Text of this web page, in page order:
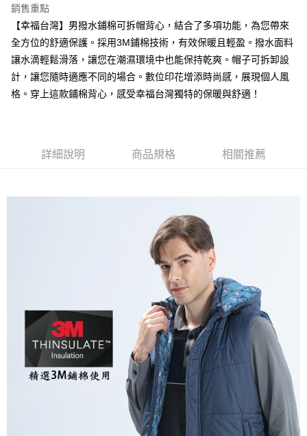
全家取貨付款
每筆NT$100，滿NT$699(含以上)免運費
付款後全家取貨
每筆NT$100，滿NT$699(含以上)免運費
萊爾富取貨付款
每筆NT$100，滿NT$699(含以上)免運費
每筆NT$100，滿NT$699(含以上)免運費
付款後門市自取
免運費
貨到付款
每筆NT$100，滿NT$699(含以上)免運費
銷售重點
【幸福台灣】男撥水鋪棉可拆帽背心，結合了多項功能，為您帶來
全方位的舒適保護。採用3M鋪棉技術，有效保暖且輕盈。撥水面料
讓水滴輕鬆滑落，讓您在潮濕環境中也能保持乾爽。帽子可拆卸設
計，讓您隨時適應不同的場合。數位印花增添時尚感，展現個人風
格。穿上這款鋪棉背心，感受幸福台灣獨特的保暖與舒適！
詳細說明 商品規格 相關推薦